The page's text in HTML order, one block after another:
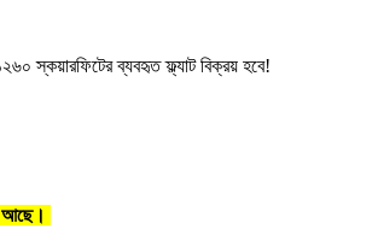
স্কয়ারফিটের ব্যবহৃত ফ্ল্যাট বিক্রয় হবে!
আছে।